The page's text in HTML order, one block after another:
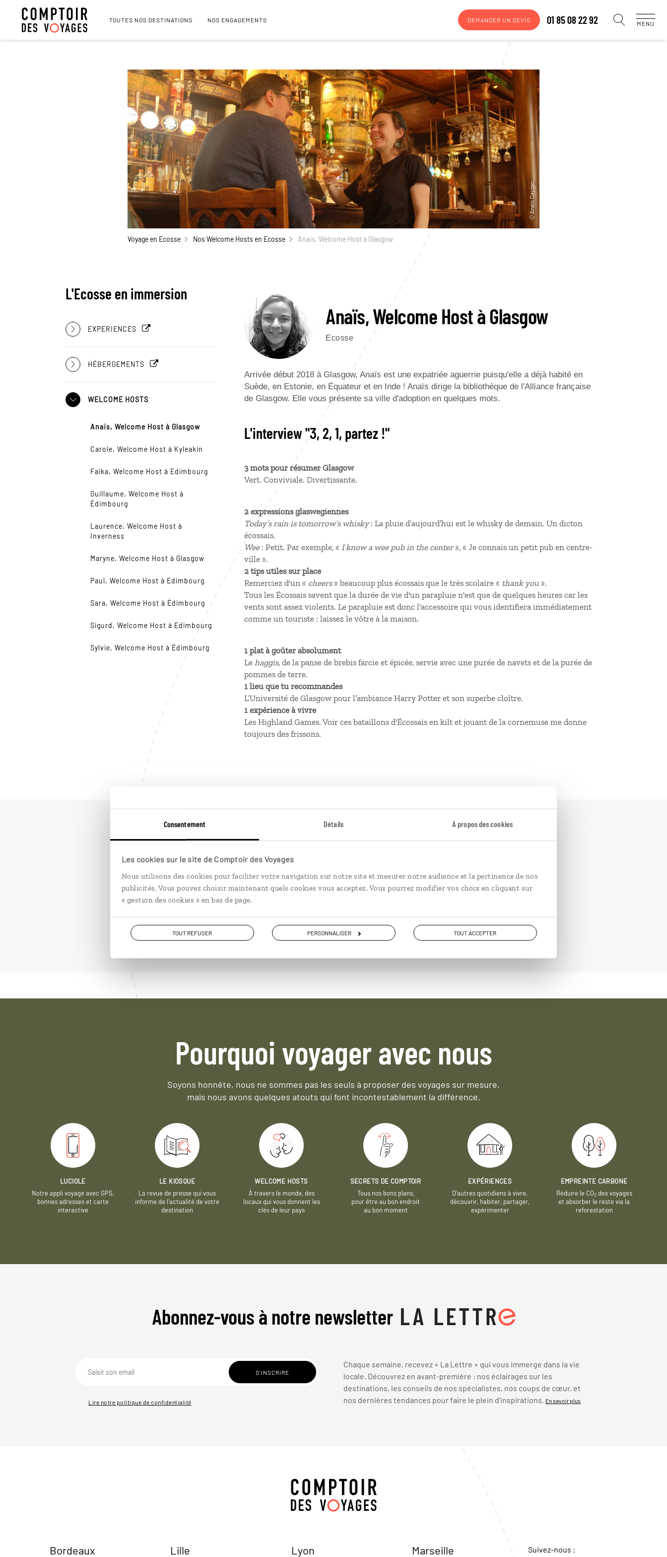
Consentement Détails À propos des cookies
Les cookies sur le site de Comptoir des Voyages
Nous utilisons des cookies pour faciliter votre navigation sur notre site et mesurer notre audience et la pertinence de nos
publicités. Vous pouvez choisir maintenant quels cookies vous acceptez. Vous pourrez modifier vos choix en cliquant sur
« gestion des cookies » en bas de page.
TOUT REFUSER PERSONNALISER TOUT ACCEPTER
TOUTES NOS DESTINATIONS NOS ENGAGEMENTS DEMANDER UN DEVIS 01 85 08 22 92 MENU
Voyage en Ecosse Nos Welcome Hosts en Ecosse Anaïs, Welcome Host à Glasgow
L'Ecosse en immersion
EXPERIENCES
HÉBERGEMENTS
WELCOME HOSTS
Anaïs, Welcome Host à Glasgow
Carole, Welcome Host à Kyleakin
Faika, Welcome Host à Edimbourg
Guillaume, Welcome Host à
Édimbourg
Laurence, Welcome Host à
Inverness
Maryne, Welcome Host à Glasgow
Paul, Welcome Host à Edimbourg
Sara, Welcome Host à Édimbourg
Sigurd, Welcome Host à Edimbourg
Sylvie, Welcome Host à Édimbourg
Anaïs, Welcome Host à Glasgow
Ecosse
Arrivée début 2018 à Glasgow, Anaïs est une expatriée aguerrie puisqu'elle a déjà habité en
Suède, en Estonie, en Équateur et en Inde ! Anaïs dirige la bibliothèque de l'Alliance française
de Glasgow. Elle vous présente sa ville d'adoption en quelques mots.
L'interview "3, 2, 1, partez !"
3 mots pour résumer Glasgow
Vert. Conviviale. Divertissante.
2 expressions glaswegiennes
Today’s rain is tomorrow’s whisky: La pluie d’aujourd’hui est le whisky de demain. Un dicton
écossais.
Wee: Petit. Par exemple, « I know a wee pub in the center», « Je connais un petit pub en centre-
ville ».
2 tips utiles sur place
Remerciez d'un « cheers» beaucoup plus écossais que le très scolaire « thank you ».
Tous les Écossais savent que la durée de vie d'un parapluie n'est que de quelques heures car les
vents sont assez violents. Le parapluie est donc l'accessoire qui vous identifiera immédiatement
comme un touriste : laissez le vôtre à la maison.
1 plat à goûter absolument
Le haggis, de la panse de brebis farcie et épicée, servie avec une purée de navets et de la purée de
pommes de terre.
1 lieu que tu recommandes
L’Université de Glasgow pour l’ambiance Harry Potter et son superbe cloître.
1 expérience à vivre
Les Highland Games. Voir ces bataillons d'Écossais en kilt et jouant de la cornemuse me donne
toujours des frissons.
Conçu pour ceux qui préparent leur voyage et ceux que
monde, il fait naître une irrésistible envie d’aller voir
ailleurs.
PLONGER DANS NOTRE MAGAZINE
Pourquoi voyager avec nous
Soyons honnête, nous ne sommes pas les seuls à proposer des voyages sur mesure,
mais nous avons quelques atouts qui font incontestablement la différence.
LUCIOLE
Notre appli voyage avec GPS,
bonnes adresses et carte
interactive
LE KIOSQUE
La revue de presse qui vous
informe de l’actualité de votre
destination
WELCOME HOSTS
À travers le monde, des
locaux qui vous donnent les
clés de leur pays
SECRETS DE COMPTOIR
Tous nos bons plans,
pour être au bon endroit
au bon moment
EXPÉRIENCES
D’autres quotidiens à vivre,
découvrir, habiter, partager,
expérimenter
EMPREINTE CARBONE
Réduire le CO2des voyages
et absorber le reste via la
reforestation
Abonnez-vous à notre newsletter
Lire notre politique de confidentialité
Chaque semaine, recevez « La Lettre » qui vous immerge dans la vie
locale. Découvrez en avant-première : nos éclairages sur les
destinations, les conseils de nos spécialistes, nos coups de cœur, et
nos dernières tendances pour faire le plein d’inspirations. En savoir plus
Bordeaux Lille Lyon Marseille Suivez-nous :